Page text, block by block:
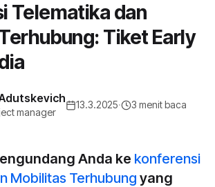
Telematika dan
Tiket Early
manager
13.3.2025· 3 menit baca
Anda ke konferensi
Mobilitas Terhubung yang